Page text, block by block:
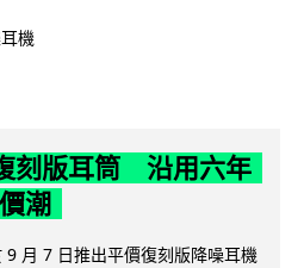
機
刻版耳筒 沿用六年
潮
月 7 日推出平價復刻版降噪耳機